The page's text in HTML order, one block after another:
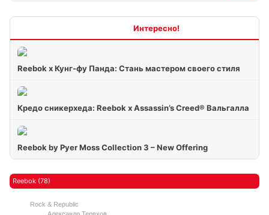
Reebok x Кунг-фу Панда: Стань мастером своего стиля
Кредо сникерхеда: Reebok x Assassin’s Creed® Вальгалла
Reebok by Pyer Moss Collection 3 – New Offering
Reebok (78)
Rock & Republic